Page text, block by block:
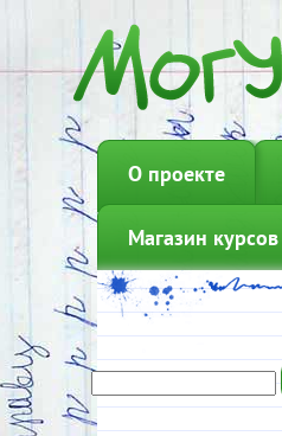
О проекте
Магазин